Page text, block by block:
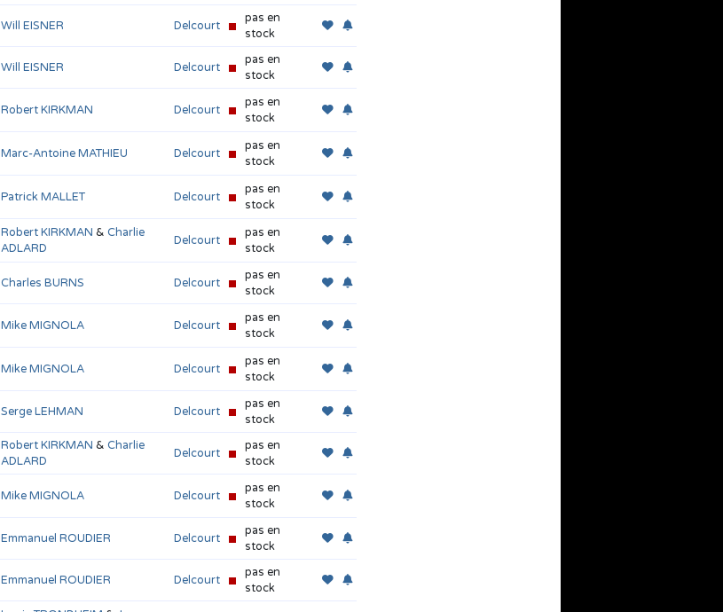
Will EISNER Delcourt
pas en
stock
Will EISNER Delcourt
pas en
stock
Robert KIRKMAN Delcourt
pas en
stock
Marc-Antoine MATHIEU Delcourt
pas en
stock
Patrick MALLET Delcourt
pas en
stock
Robert KIRKMAN & Charlie
ADLARD
Delcourt
pas en
stock
Charles BURNS Delcourt
pas en
stock
Mike MIGNOLA Delcourt
pas en
stock
Mike MIGNOLA Delcourt
pas en
stock
Serge LEHMAN Delcourt
pas en
stock
Robert KIRKMAN & Charlie
ADLARD
Delcourt
pas en
stock
Mike MIGNOLA Delcourt
pas en
stock
Emmanuel ROUDIER Delcourt
pas en
stock
Emmanuel ROUDIER Delcourt
pas en
stock